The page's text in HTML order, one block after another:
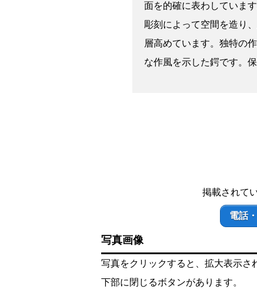
面を的確に表わしていま
彫刻によって空間を造り
層高めています。独特の
な作風を示した鍔です。
掲載されて
電話
写真画像
写真をクリックすると、拡大表示さ
下部に閉じるボタンがあります。